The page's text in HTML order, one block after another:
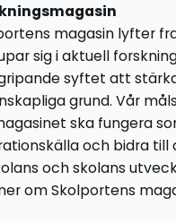
magasin lyfter
sig i aktuell
syftet att
grund. Vår
ska fungera
och bidra
och skolans
om Skolportens